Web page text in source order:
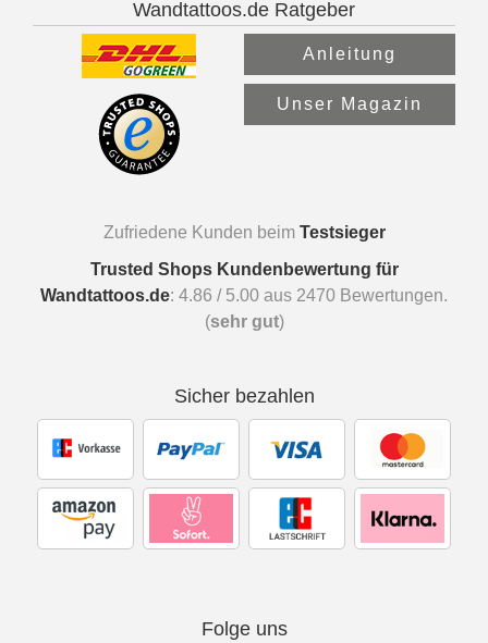
Wandtattoos.de Ratgeber
Anleitung
Unser Magazin
Zufriedene Kunden beim Testsieger
Trusted Shops Kundenbewertung für
Wandtattoos.de: 4.86 / 5.00 aus 2470 Bewertungen.
(sehr gut)
Sicher bezahlen
Folge uns